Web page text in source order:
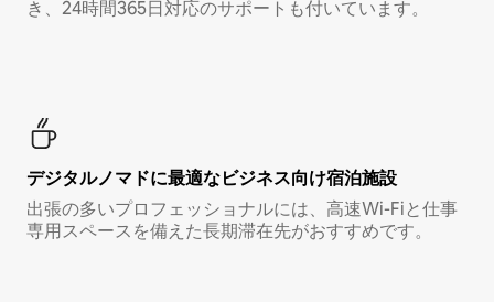
き、24時間365日対応のサポートも付いています。
デジタルノマド⁠に最⁠適⁠なビ⁠ジ⁠ネ⁠ス⁠向⁠け宿⁠泊⁠施⁠設
出張の多いプロフェッショナルには、高速Wi-Fiと仕事
専用スペースを備えた長期滞在先がおすすめです。